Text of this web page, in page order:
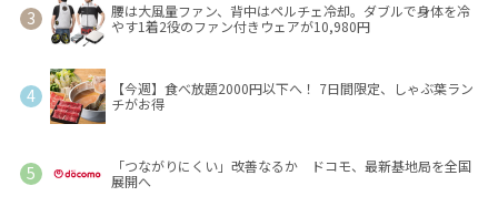
腰は大風量ファン、背中はペルチェ冷却。ダブルで身体を冷
やす1着2役のファン付きウェアが10,980円
【今週】食べ放題2000円以下へ！ 7日間限定、しゃぶ葉ラン
チがお得
「つながりにくい」改善なるか ドコモ、最新基地局を全国
展開へ